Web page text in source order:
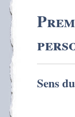
Sens